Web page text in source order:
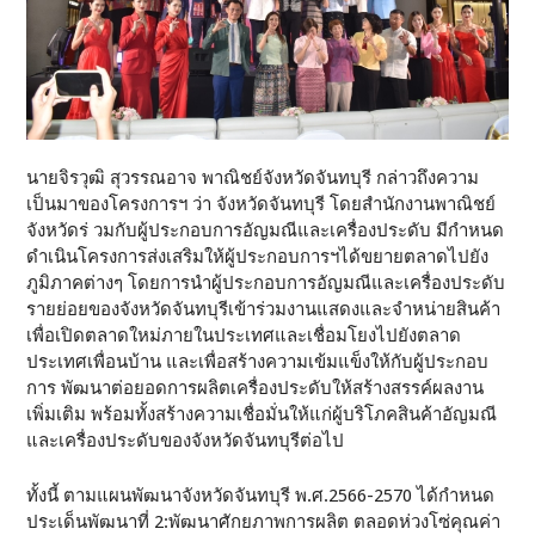
นายจิรวุฒิ สุวรรณอาจ พาณิชย์จังหวัดจันทบุรี กล่าวถึงความ
เป็นมาของโครงการฯ ว่า จังหวัดจันทบุรี โดยสำนักงานพาณิชย์
จังหวัดร่ วมกับผู้ประกอบการอัญมณีและเครื่องประดับ มีกำหนด
ดำเนินโครงการส่งเสริมให้ผู้ประกอบการฯได้ขยายตลาดไปยัง
ภูมิภาคต่างๆ โดยการนำผู้ประกอบการอัญมณีและเครื่องประดับ
รายย่อยของจังหวัดจันทบุรีเข้าร่วมงานแสดงและจำหน่ายสินค้า
เพื่อเปิดตลาดใหม่ภายในประเทศและเชื่อมโยงไปยังตลาด
ประเทศเพื่อนบ้าน และเพื่อสร้างความเข้มแข็งให้กับผู้ประกอบ
การ พัฒนาต่อยอดการผลิตเครื่องประดับให้สร้างสรรค์ผลงาน
เพิ่มเติม พร้อมทั้งสร้างความเชื่อมั่นให้แก่ผู้บริโภคสินค้าอัญมณี
และเครื่องประดับของจังหวัดจันทบุรีต่อไป
ทั้งนี้ ตามแผนพัฒนาจังหวัดจันทบุรี พ.ศ.2566-2570 ได้กำหนด
ประเด็นพัฒนาที่ 2:พัฒนาศักยภาพการผลิต ตลอดห่วงโซ่คุณค่า